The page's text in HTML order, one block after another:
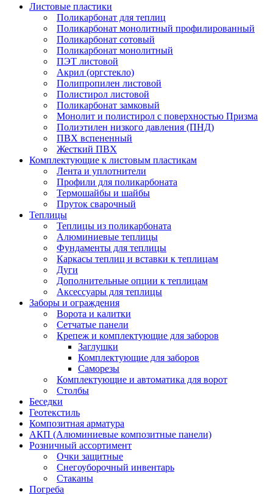
Листовые пластики
Поликарбонат для теплиц
Поликарбонат монолитный профилированный
Поликарбонат сотовый
Поликарбонат монолитный
ПЭТ листовой
Акрил (оргстекло)
Полипропилен листовой
Полистирол листовой
Поликарбонат замковый
Монолит и полистирол с поверхностью Призма
Полиэтилен низкого давления (ПНД)
ПВХ вспененный
Жесткий ПВХ
Комплектующие к листовым пластикам
Лента и уплотнители
Профили для поликарбоната
Термошайбы и шайбы
Пруток сварочный
Теплицы
Теплицы из поликарбоната
Алюминиевые теплицы
Фундаменты для теплицы
Каркасы теплиц и вставки к теплицам
Дуги
Дополнительные опции к теплицам
Аксессуары для теплицы
Заборы и ограждения
Ворота и калитки
Сетчатые панели
Крепеж и комплектующие для заборов
Заглушки
Комплектующие для заборов
Саморезы
Комплектующие и автоматика для ворот
Столбы
Беседки
Геотекстиль
Композитная арматура
АКП (Алюминиевые композитные панели)
Розничный ассортимент
Очки защитные
Снегоуборочный инвентарь
Стаканы
Погреба